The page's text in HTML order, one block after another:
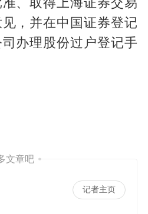
、取得上海证券交易
，并在中国证券登记
办理股份过户登记手
文章吧
记者主页